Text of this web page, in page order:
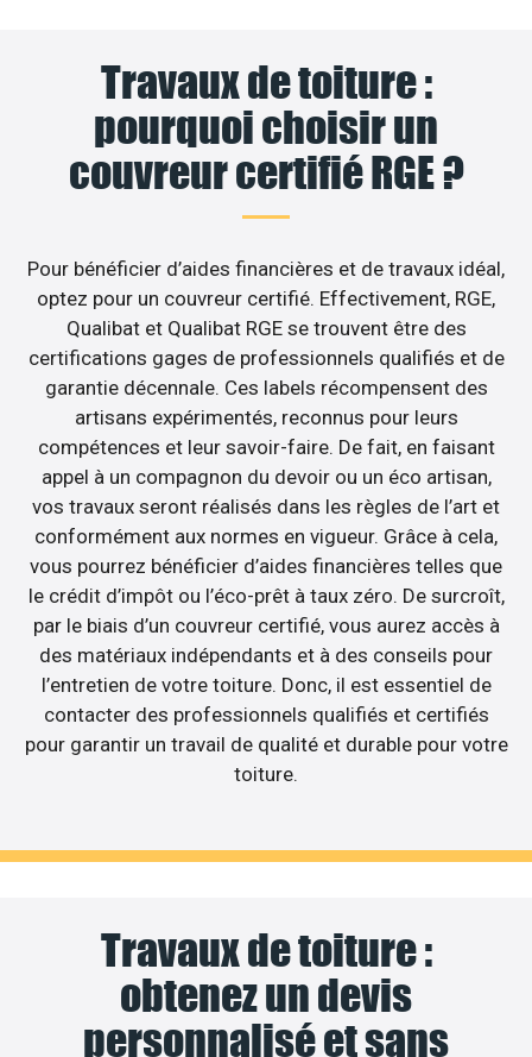
Travaux de toiture :
pourquoi choisir un
couvreur certifié RGE ?
Pour bénéficier d’aides financières et de travaux idéal,
optez pour un couvreur certifié. Effectivement, RGE,
Qualibat et Qualibat RGE se trouvent être des
certifications gages de professionnels qualifiés et de
garantie décennale. Ces labels récompensent des
artisans expérimentés, reconnus pour leurs
compétences et leur savoir-faire. De fait, en faisant
appel à un compagnon du devoir ou un éco artisan,
vos travaux seront réalisés dans les règles de l’art et
conformément aux normes en vigueur. Grâce à cela,
vous pourrez bénéficier d’aides financières telles que
le crédit d’impôt ou l’éco-prêt à taux zéro. De surcroît,
par le biais d’un couvreur certifié, vous aurez accès à
des matériaux indépendants et à des conseils pour
l’entretien de votre toiture. Donc, il est essentiel de
contacter des professionnels qualifiés et certifiés
pour garantir un travail de qualité et durable pour votre
toiture.
Travaux de toiture :
obtenez un devis
personnalisé et sans